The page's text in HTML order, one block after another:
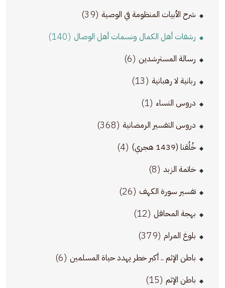
شرح الأبيات المنظومة في الوصية (39)
رشفات أهل الكمال ونسمات أهل الوصال (140)
رسالة المسترشدين (6)
ربانية لا رهبانية (13)
دروس النساء (1)
دروس التفسير الرمضانية (368)
خُلُقنا (1439 هجري) (4)
خاتمة الزبد (8)
تفسير سورة الكهف (26)
بهجة المحافل (12)
بلوغ المرام (379)
باطن الإثم .. أكبر خطر يهدد حياة المسلمين (6)
باطن الإثم (15)